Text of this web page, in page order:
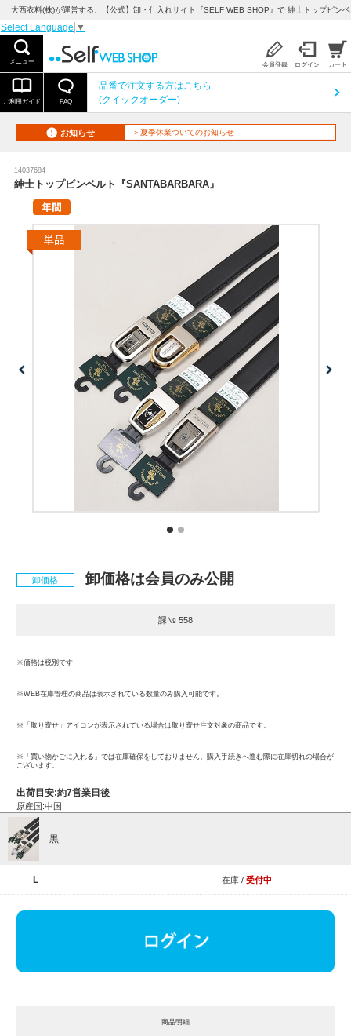
大西衣料(株)が運営する、【公式】卸・仕入れサイト『SELF WEB SHOP』で 紳士トップピン
Select Language ▼
メニュー 会員登録 ログイン カート
ご利用ガイド FAQ
品番で注文する方はこちら
(クイックオーダー)
お知らせ ＞夏季休業ついてのお知らせ
14037684
紳士トップピンベルト『SANTABARBARA』
卸価格 卸価格は会員のみ公開
課№ 558
※価格は税別です
※WEB在庫管理の商品は表示されている数量のみ購入可能です。
※「取り寄せ」アイコンが表示されている場合は取り寄せ注文対象の商品です。
※「買い物かごに入れる」では在庫確保をしておりません。購入手続きへ進む際に在庫切れの場合が
ございます。
出荷目安:約7営業日後
原産国:中国
黒
L 在庫 / 受付中
商品明細